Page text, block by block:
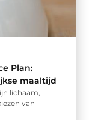
Plan:
maaltijd
lichaam,
van